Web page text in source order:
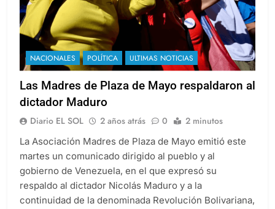
NACIONALES POLÍTICA ULTIMAS NOTICIAS
Las Madres de Plaza de Mayo respaldaron al
dictador Maduro
Diario EL SOL 2 años atrás 0 2 minutos
La Asociación Madres de Plaza de Mayo emitió este
martes un comunicado dirigido al pueblo y al
gobierno de Venezuela, en el que expresó su
respaldo al dictador Nicolás Maduro y a la
continuidad de la denominada Revolución Bolivariana,